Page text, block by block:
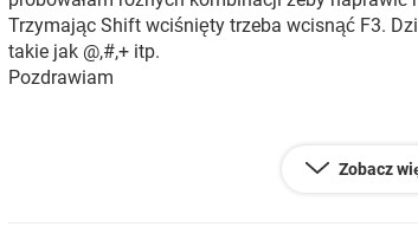
Trzymając Shift wciśnięty trzeba wcisnąć F3.
takie jak @,#,+ itp.
Pozdrawiam
Zobacz